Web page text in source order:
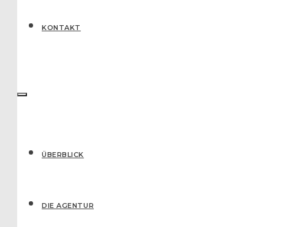
KONTAKT
ÜBERBLICK
DIE AGENTUR